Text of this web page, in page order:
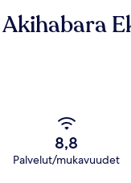
8,8
Palvelut/mukavuudet